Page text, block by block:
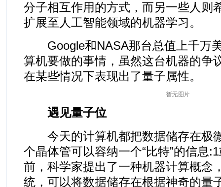
分子相互作用的方式，而另一些人则
扩展至人工智能领域的机器学习。
Google和NASA那台总值上千万
算机要做的事情，虽然这台机器的争
在某些情况下表现出了量子属性。
遇见量子位
今天的计算机都把数据储存在极
个晶体管可以容纳一个“比特”的信息
前，科学家提出了一种机器计算概念
统，可以将数据储存在根据神奇的量